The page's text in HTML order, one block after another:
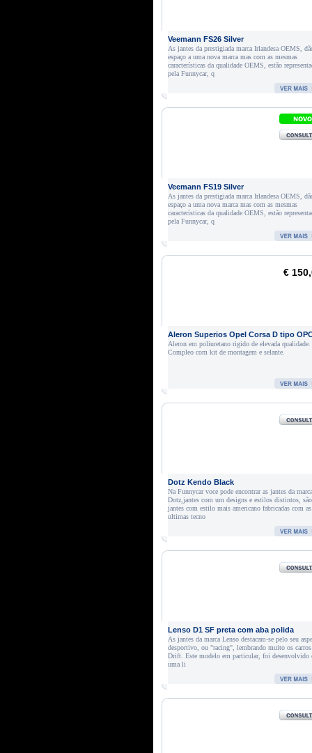
Veemann FS26 Silver
As jantes da prestigiada marca Irlandesa OEMS,
espaço a uma nova marca mas com as mesmas
características da qualidade OEMS, estão
pela Funnycar, q
Veemann FS19 Silver
As jantes da prestigiada marca Irlandesa OEMS,
espaço a uma nova marca mas com as mesmas
características da qualidade OEMS, estão
pela Funnycar, q
€
Aleron Superios Opel Corsa D tipo
Aleron em poliuretano rigido de elevada qualidade.
Compleo com kit de montagem e selante.
Dotz Kendo Black
Na Funnycar voce pode encontrar as jantes da marca
Dotz,jantes com um designs e estilos distintos,
jantes com estilo mais americano fabricadas com as
ultimas tecno
Lenso D1 SF preta com aba polida
As jantes da marca Lenso destacam-se pelo seu
desportivo, ou "racing", lembrando muito os carros
Drift. Este modelo em particular, foi desenvolvido
uma li